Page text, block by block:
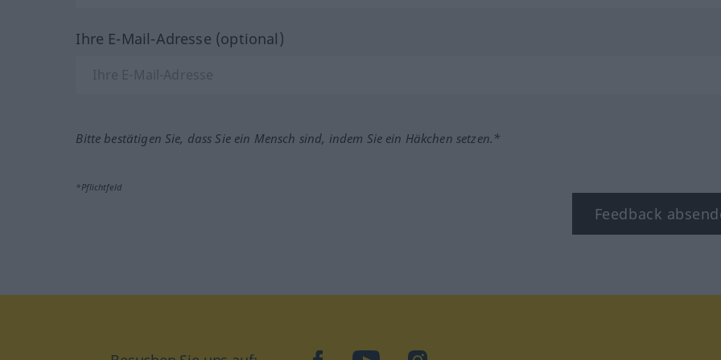
Ihre E-Mail-Adresse (optional)
Bitte bestätigen Sie, dass Sie ein Mensch sind, indem Sie ein Häkchen setzen.*
*Pflichtfeld
Feedback